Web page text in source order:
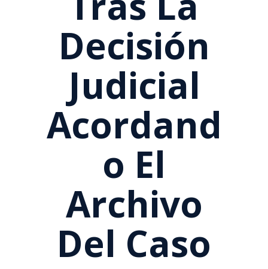
Decisión
Judicial
Acordand
O El
Archivo
Del Caso